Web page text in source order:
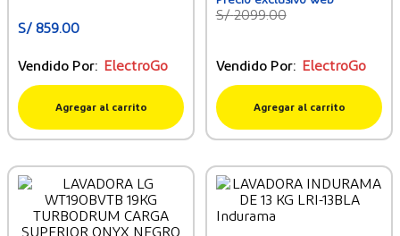
S/ 859.00
Vendido Por: ElectroGo
Agregar al carrito
S/ 2099.00
Vendido Por: ElectroGo
Agregar al carrito
Indurama